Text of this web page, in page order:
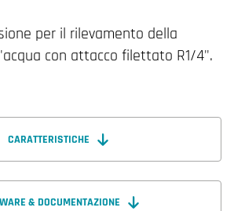
per il rilevamento della
con attacco filettato R1/4".
CARATTERISTICHE
& DOCUMENTAZIONE